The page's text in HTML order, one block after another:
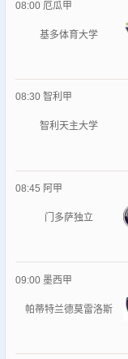
08:00 厄瓜甲
基多体育大学
08:30 智利甲
智利天主大学
08:45 阿甲
门多萨独立
09:00 墨西甲
帕蒂特兰德莫雷洛斯